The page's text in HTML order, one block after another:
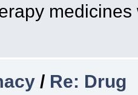
/ Re: Drug